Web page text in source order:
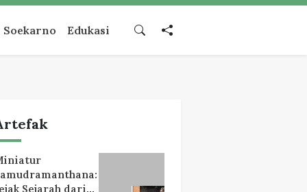
Soekarno Edukasi
Sejarah dari